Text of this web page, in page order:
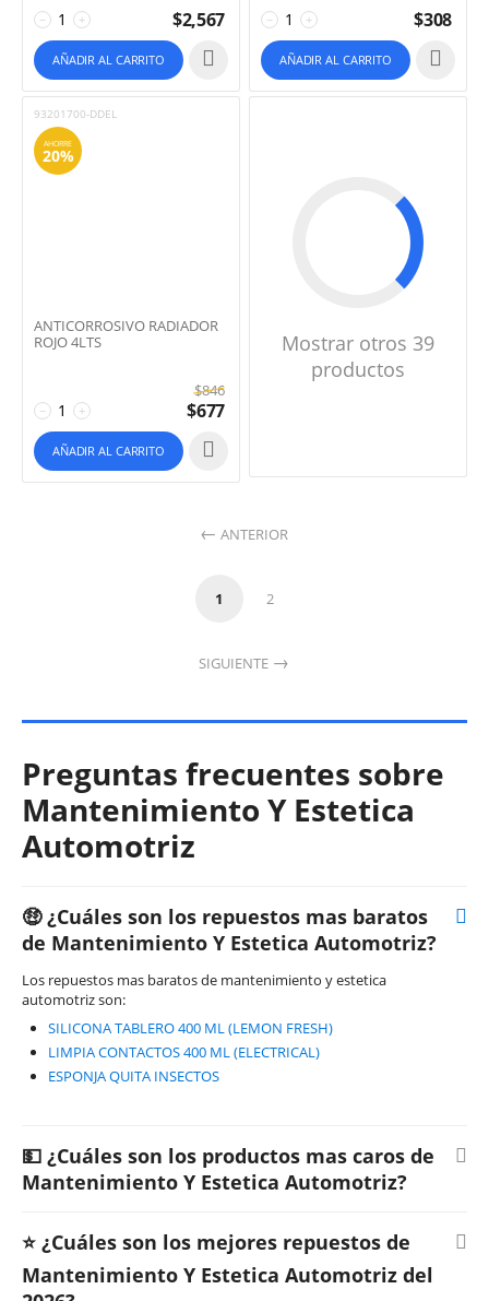
+
− $2,567
AÑADIR AL CARRITO
+
− $308
AÑADIR AL CARRITO
93201700-DDEL
AHORRE
20%
ANTICORROSIVO RADIADOR
ROJO 4LTS
+
−
$846
$677
AÑADIR AL CARRITO
Mostrar otros 39
productos
ANTERIOR
1 2
SIGUIENTE
Preguntas frecuentes sobre
Mantenimiento Y Estetica
Automotriz
🤑 ¿Cuáles son los repuestos mas baratos
de Mantenimiento Y Estetica Automotriz?
Los repuestos mas baratos de mantenimiento y estetica
automotriz son:
SILICONA TABLERO 400 ML (LEMON FRESH)
LIMPIA CONTACTOS 400 ML (ELECTRICAL)
ESPONJA QUITA INSECTOS
💵 ¿Cuáles son los productos mas caros de
Mantenimiento Y Estetica Automotriz?
⭐ ¿Cuáles son los mejores repuestos de
Mantenimiento Y Estetica Automotriz del